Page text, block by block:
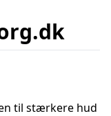
til stærkere hud